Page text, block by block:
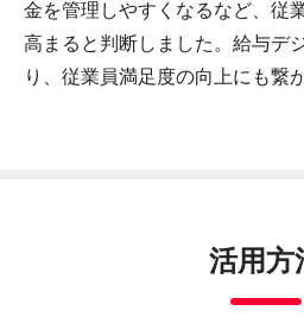
金を管理しやすくなるなど、従
高まると判断しました。給与デ
り、従業員満足度の向上にも繋
活用方